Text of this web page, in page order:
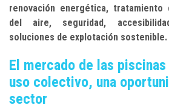
renovación energética, tratamiento
del aire, seguridad,
soluciones de explotación sostenible.
El mercado de las
uso colectivo, una
sector